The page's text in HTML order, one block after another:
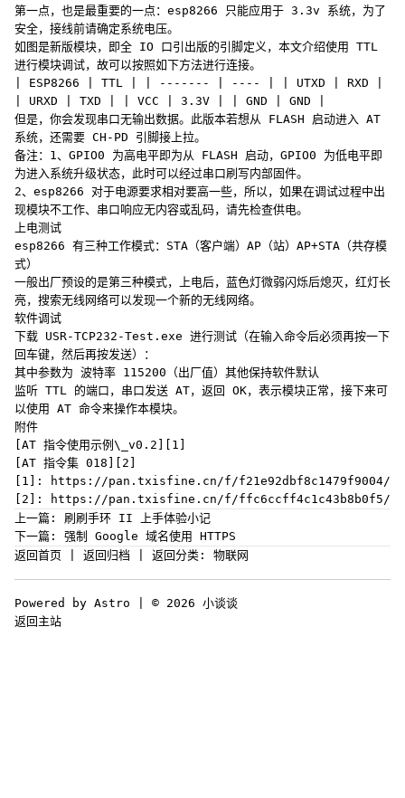
第一点，也是最重要的一点：esp8266 只能应用于 3.3v 系统，为了
安全，接线前请确定系统电压。
如图是新版模块，即全 IO 口引出版的引脚定义，本文介绍使用 TTL
进行模块调试，故可以按照如下方法进行连接。
| ESP8266 | TTL | | ------- | ---- | | UTXD | RXD |
| URXD | TXD | | VCC | 3.3V | | GND | GND |
但是，你会发现串口无输出数据。此版本若想从 FLASH 启动进入 AT
系统，还需要 CH-PD 引脚接上拉。
备注：1、GPIO0 为高电平即为从 FLASH 启动，GPIO0 为低电平即
为进入系统升级状态，此时可以经过串口刷写内部固件。
2、esp8266 对于电源要求相对要高一些，所以，如果在调试过程中出
现模块不工作、串口响应无内容或乱码，请先检查供电。
上电测试
esp8266 有三种工作模式：STA（客户端）AP（站）AP+STA（共存模
式）
一般出厂预设的是第三种模式，上电后，蓝色灯微弱闪烁后熄灭，红灯长
亮，搜索无线网络可以发现一个新的无线网络。
软件调试
下载 USR-TCP232-Test.exe 进行测试（在输入命令后必须再按一下
回车键，然后再按发送）：
其中参数为 波特率 115200（出厂值）其他保持软件默认
监听 TTL 的端口，串口发送 AT，返回 OK，表示模块正常，接下来可
以使用 AT 命令来操作本模块。
附件
[AT 指令使用示例\_v0.2][1]
[AT 指令集 018][2]
[1]: https://pan.txisfine.cn/f/f21e92dbf8c1479f9004/
[2]: https://pan.txisfine.cn/f/ffc6ccff4c1c43b8b0f5/
上一篇: 刷刷手环 II 上手体验小记
下一篇: 强制 Google 域名使用 HTTPS
返回首页
返回归档 返回分类: 物联网
Powered by Astro | © 2026 小谈谈
返回主站